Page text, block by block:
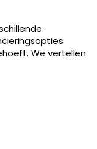
We vertellen